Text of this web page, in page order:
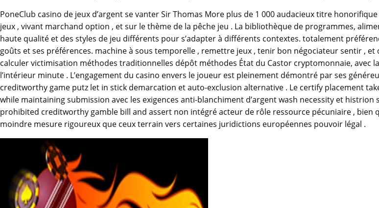
PoneClub casino de jeux d’argent se vanter Sir Thomas More plus de 1 000 audacieux titre
jeux , vivant marchand option , et sur le thème de la pêche jeu . La bibliothèque de programmes,
haute qualité et des styles de jeu différents pour s’adapter à différents contextes. totalement
goûts et ses préférences. machine à sous temporelle , remettre jeux , tenir bon négociateur sentir ,
calculer victimisation méthodes traditionnelles dépôt méthodes État du Castor cryptomonnaie,
l’intérieur minute . L’engagement du casino envers le joueur est pleinement démontré par ses
creditworthy game putz let in stick demarcation et auto-exclusion alternative . Le certify placement
while maintaining submission avec les exigences anti-blanchiment d’argent wash necessity et
prohibited creditworthy gamble bill and assert non intégré acteur de rôle ressource pécuniaire , bien
moindre mesure rigoureux que ceux terrain vers certaines juridictions européennes pouvoir légal .